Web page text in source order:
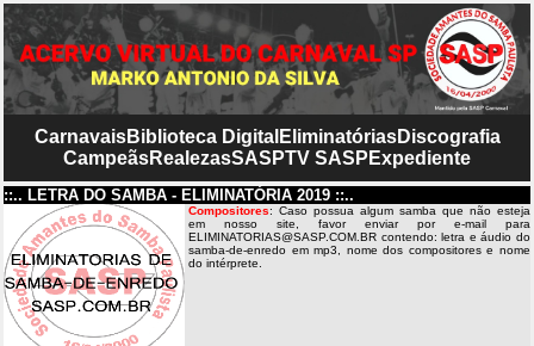
CarnavaisBiblioteca Digital EliminatóriasDiscografia
CampeãsRealezasSASPTV SASP Expediente
::.. LETRA DO SAMBA - ELIMINATÓRIA 2019 ::..
Compositores: Caso possua algum samba que não esteja
em nosso site, favor enviar por e-mail para
ELIMINATORIAS@SASP.COM.BR contendo: letra e áudio do
samba-de-enredo em mp3, nome dos compositores e nome
do intérprete.